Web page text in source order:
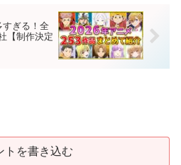
すぎる！全
【制作決定
トを書き込む